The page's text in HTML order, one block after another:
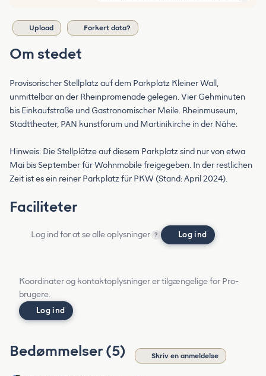
Upload Forkert data?
Om stedet
Provisorischer Stellplatz auf dem Parkplatz Kleiner Wall,
unmittelbar an der Rheinpromenade gelegen. Vier Gehminuten
bis Einkaufstraße und Gastronomischer Meile. Rheinmuseum,
Stadttheater, PAN kunstforum und Martinikirche in der Nähe.
Hinweis: Die Stellplätze auf diesem Parkplatz sind nur von etwa
Mai bis September für Wohnmobile freigegeben. In der restlichen
Zeit ist es ein reiner Parkplatz für PKW (Stand: April 2024).
Faciliteter
Log ind for at se alle oplysninger ? Log ind
Koordinater og kontaktoplysninger er tilgængelige for Pro-
brugere.
Log ind
Bedømmelser (5) Skriv en anmeldelse